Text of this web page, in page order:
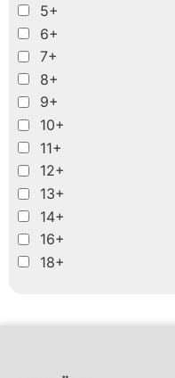
5+
6+
7+
8+
9+
10+
11+
12+
13+
14+
16+
18+